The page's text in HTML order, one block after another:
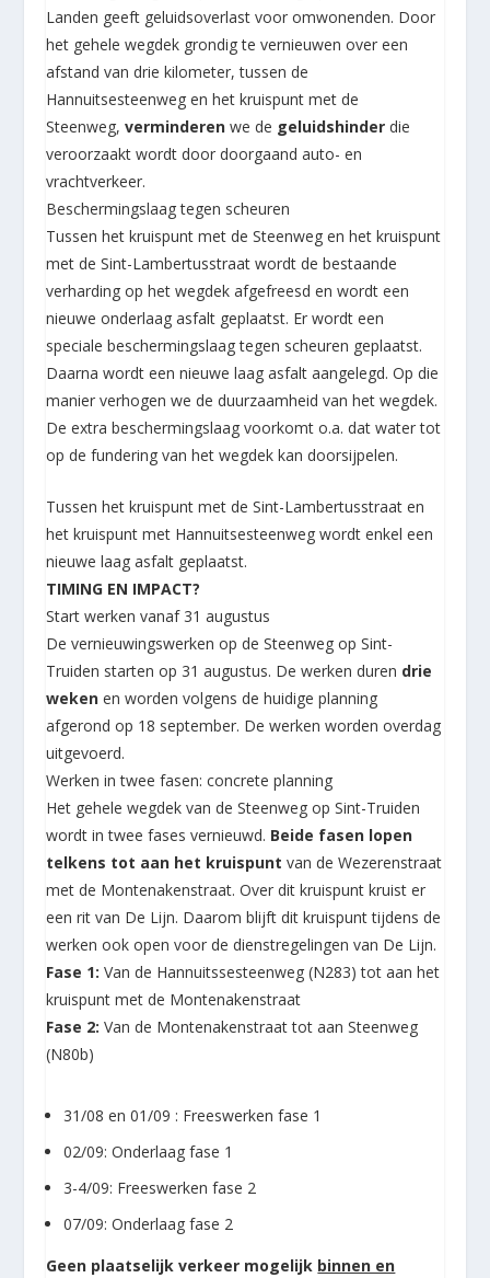
Landen geeft geluidsoverlast voor omwonenden. Door
het gehele wegdek grondig te vernieuwen over een
afstand van drie kilometer, tussen de
Hannuitsesteenweg en het kruispunt met de
Steenweg,verminderen we de geluidshinder die
veroorzaakt wordt door doorgaand auto- en
vrachtverkeer.
Beschermingslaag tegen scheuren
Tussen het kruispunt met de Steenweg en het kruispunt
met de Sint-Lambertusstraat wordt de bestaande
verharding op het wegdek afgefreesd en wordt een
nieuwe onderlaag asfalt geplaatst. Er wordt een
speciale beschermingslaag tegen scheuren geplaatst.
Daarna wordt een nieuwe laag asfalt aangelegd. Op die
manier verhogen we de duurzaamheid van het wegdek.
De extra beschermingslaag voorkomt o.a. dat water tot
op de fundering van het wegdek kan doorsijpelen.
Tussen het kruispunt met de Sint-Lambertusstraat en
het kruispunt met Hannuitsesteenweg wordt enkel een
nieuwe laag asfalt geplaatst.
TIMING EN IMPACT?
Start werken vanaf 31 augustus
De vernieuwingswerken op de Steenweg op Sint-
Truiden starten op 31 augustus. De werken duren drie
weken en worden volgens de huidige planning
afgerond op 18 september. De werken worden overdag
uitgevoerd.
Werken in twee fasen: concrete planning
Het gehele wegdek van de Steenweg op Sint-Truiden
wordt in twee fases vernieuwd. Beide fasen lopen
telkens tot aan het kruispuntvan de Wezerenstraat
met de Montenakenstraat. Over dit kruispunt kruist er
een rit van De Lijn. Daarom blijft dit kruispunt tijdens de
werken ook open voor de dienstregelingen van De Lijn.
Fase 1: Van de Hannuitssesteenweg (N283) tot aan het
kruispunt met de Montenakenstraat
Fase 2: Van de Montenakenstraat tot aan Steenweg
(N80b)
31/08 en 01/09 : Freeswerken fase 1
02/09: Onderlaag fase 1
3-4/09: Freeswerken fase 2
07/09: Onderlaag fase 2
Geen plaatselijk verkeer mogelijk binnen en